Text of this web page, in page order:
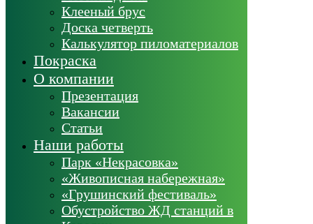
Клееный брус
Доска четверть
Калькулятор пиломатериалов
Покраска
О компании
Презентация
Вакансии
Статьи
Наши работы
Парк «Некрасовка»
«Живописная набережная»
«Грушинский фестиваль»
Обустройство ЖД станций в